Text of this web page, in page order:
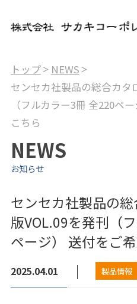
トップ
NEWS
センセカ社製品の総合カタ
（フルカラー3冊 全220ペ
こちら
NEWS
お知らせ
センセカ社製品の
版VOL.09を発刊 （
ページ） 送付をご
2025.04.01 製品情報